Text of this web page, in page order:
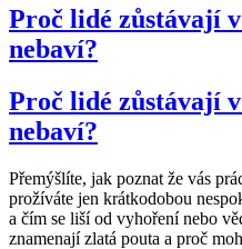
Proč lidé zůstávají
nebaví?
Proč lidé zůstávají
nebaví?
Přemýšlíte, jak poznat že vás
prožíváte jen krátkodobou
a čím se liší od vyhoření nebo
znamenají zlatá pouta a proč